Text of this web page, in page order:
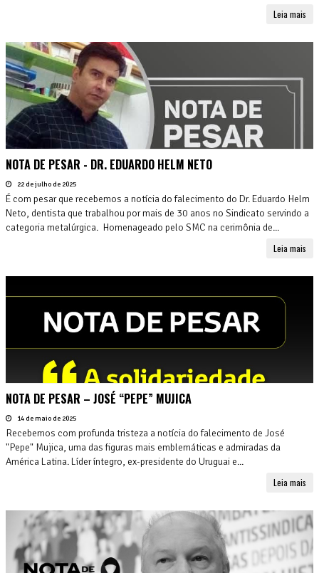
Leia mais
NOTA DE PESAR - DR. EDUARDO HELM NETO
22 de julho de 2025
É com pesar que recebemos a notícia do falecimento do Dr. Eduardo Helm
Neto, dentista que trabalhou por mais de 30 anos no Sindicato servindo a
categoria metalúrgica. Homenageado pelo SMC na cerimônia de...
Leia mais
NOTA DE PESAR – JOSÉ “PEPE” MUJICA
14 de maio de 2025
Recebemos com profunda tristeza a notícia do falecimento de José
"Pepe" Mujica, uma das figuras mais emblemáticas e admiradas da
América Latina. Líder íntegro, ex-presidente do Uruguai e...
Leia mais